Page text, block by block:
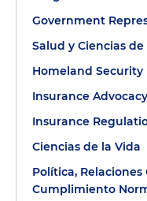
Government
Salud y Ciencias de
Homeland Security
Insurance Advocacy
Insurance
Ciencias de la Vida
Política,
Cumplimiento